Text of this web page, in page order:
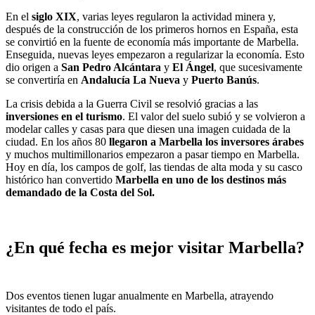
En el siglo XIX, varias leyes regularon la actividad minera y,
después de la construcción de los primeros hornos en España, esta
se convirtió en la fuente de economía más importante de Marbella.
Enseguida, nuevas leyes empezaron a regularizar la economía. Esto
dio origen a San Pedro Alcántara y El Ángel, que sucesivamente
se convertiría en Andalucía La Nueva y Puerto Banús.
La crisis debida a la Guerra Civil se resolvió gracias a las
inversiones en el turismo. El valor del suelo subió y se volvieron a
modelar calles y casas para que diesen una imagen cuidada de la
ciudad. En los años 80 llegaron a Marbella los inversores árabes
y muchos multimillonarios empezaron a pasar tiempo en Marbella.
Hoy en día, los campos de golf, las tiendas de alta moda y su casco
histórico han convertido Marbella en uno de los destinos más
demandado de la Costa del Sol.
¿En qué fecha es mejor visitar Marbella?
Dos eventos tienen lugar anualmente en Marbella, atrayendo
visitantes de todo el país.